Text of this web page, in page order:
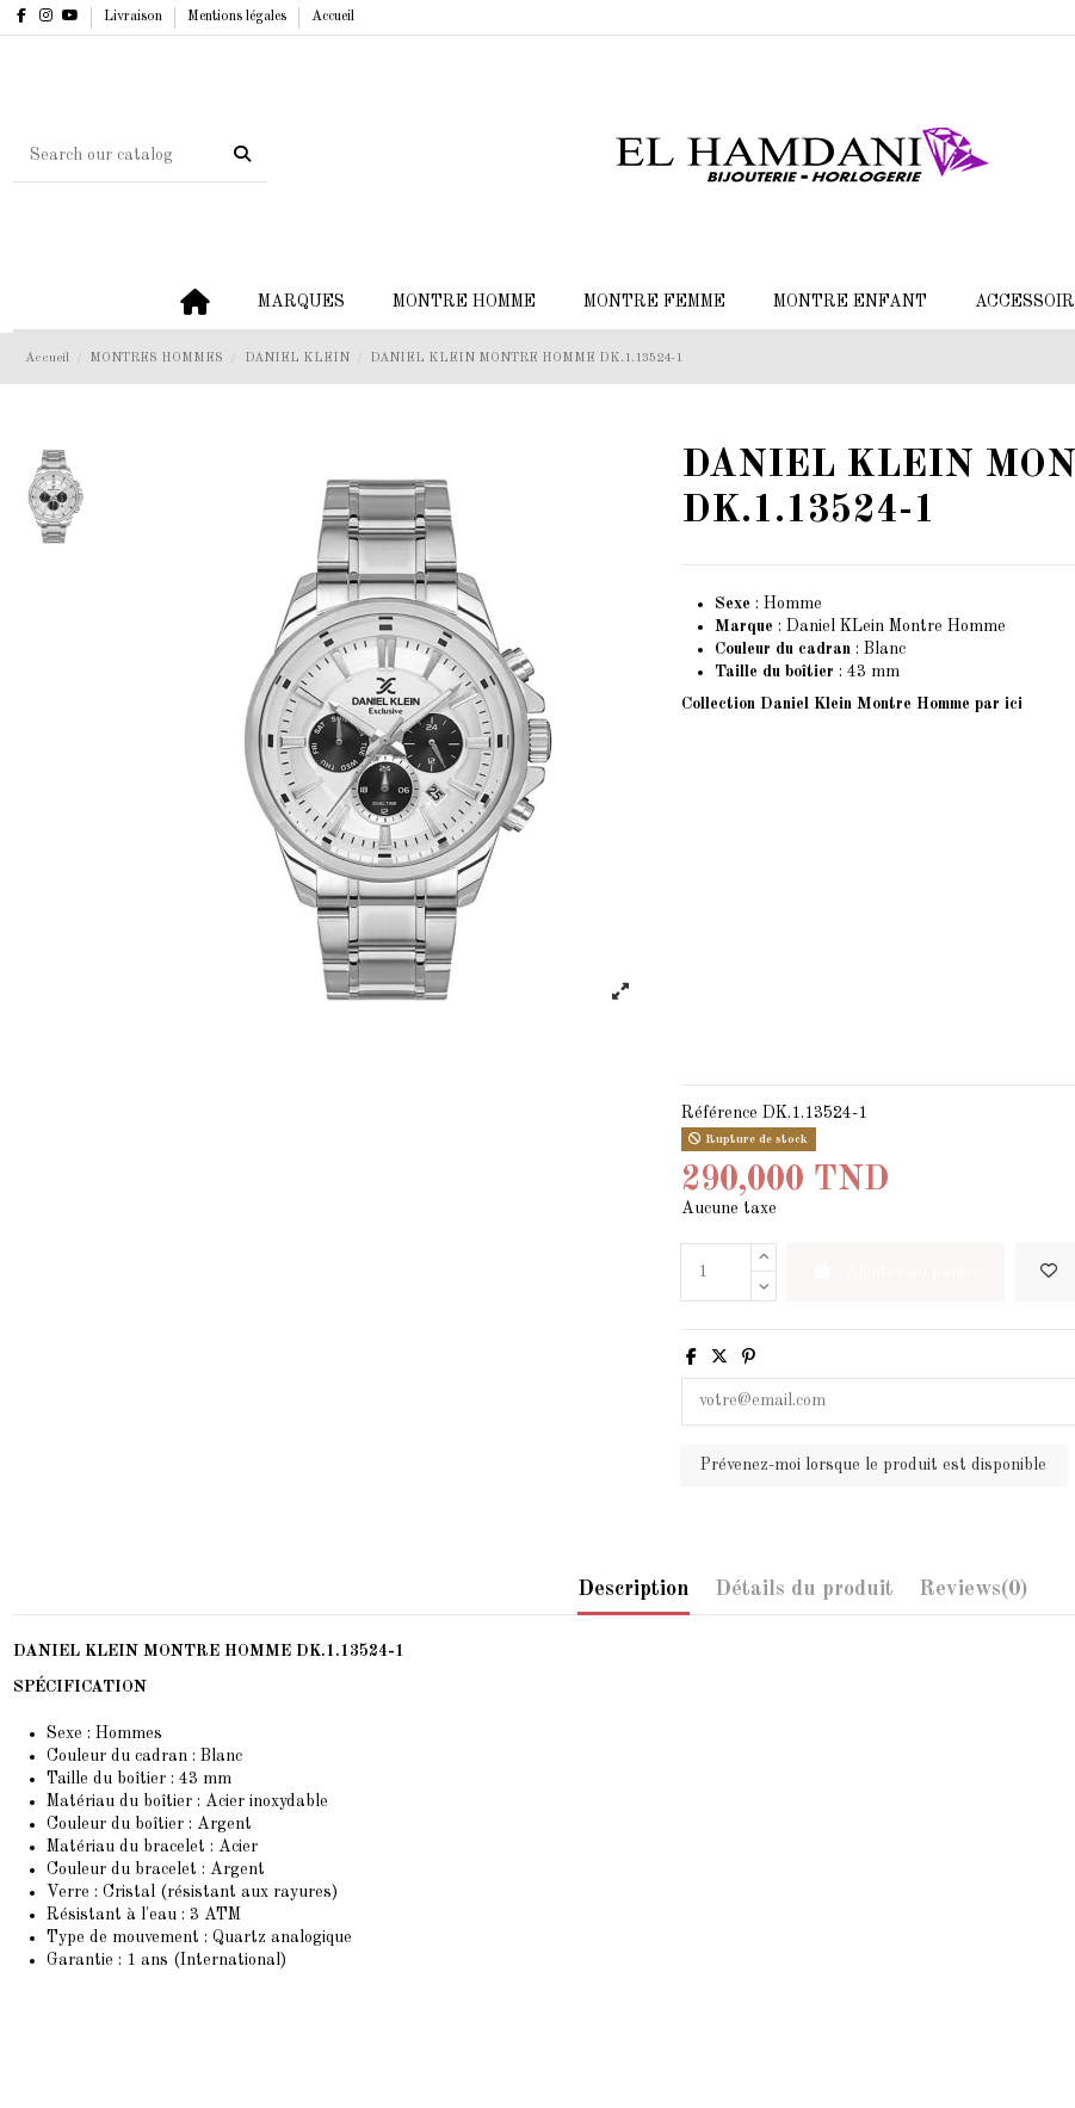
Livraison Mentions légales Accueil
MARQUES MONTRE HOMME MONTRE FEMME MONTRE ENFANT
Accueil MONTRES HOMMES DANIEL KLEIN DANIEL KLEIN MONTRE HOMME DK.1.13524-1
DANIEL KLEIN
DK.1.13524-1
Sexe : Homme
Marque : Daniel KLein Montre Homme
Couleur du cadran: Blanc
Taille du boîtier : 43 mm
Collection Daniel Klein Montre Homme par ici
Référence DK.1.13524-1
Rupture de stock
290,000 TND
Aucune taxe
Description Détails du produit Reviews(0)
DANIEL KLEIN MONTRE HOMME DK.1.13524-1
SPÉCIFICATION
Sexe : Hommes
Couleur du cadran : Blanc
Taille du boîtier : 43 mm
Matériau du boîtier : Acier inoxydable
Couleur du boîtier : Argent
Matériau du bracelet : Acier
Couleur du bracelet : Argent
Verre : Cristal (résistant aux rayures)
Résistant à l'eau : 3 ATM
Type de mouvement : Quartz analogique
Garantie : 1 ans (International)